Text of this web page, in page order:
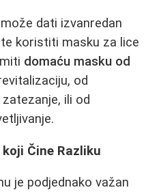
dati izvanredan
koristiti masku za lice
domaću masku od
od
ili od
Čine Razliku
je podjednako važan